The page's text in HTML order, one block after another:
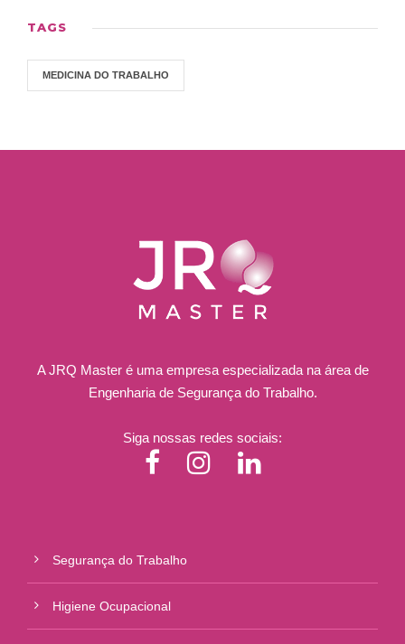
TAGS
MEDICINA DO TRABALHO
A JRQ Master é uma empresa especializada na área de
Engenharia de Segurança do Trabalho.
Siga nossas redes sociais:
Segurança do Trabalho
Higiene Ocupacional